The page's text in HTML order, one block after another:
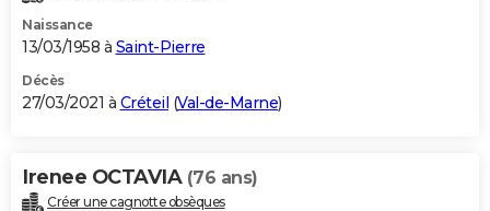
Naissance
13/03/1958 à Saint-Pierre
Décès
27/03/2021 à Créteil (Val-de-Marne)
Irenee OCTAVIA (76 ans)
Créer une cagnotte obsèques